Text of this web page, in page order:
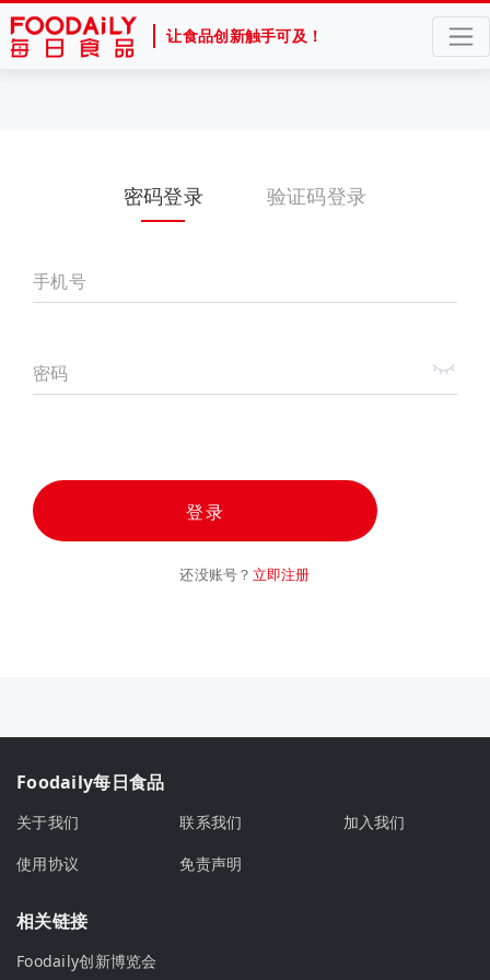
让食品创新触手可及！
密码登录 验证码登录
手机号
密码
登录
还没账号？ 立即注册
Foodaily每日食品
关于我们 联系我们
加入我们
使用协议
免责声明
相关链接
Foodaily创新博览会